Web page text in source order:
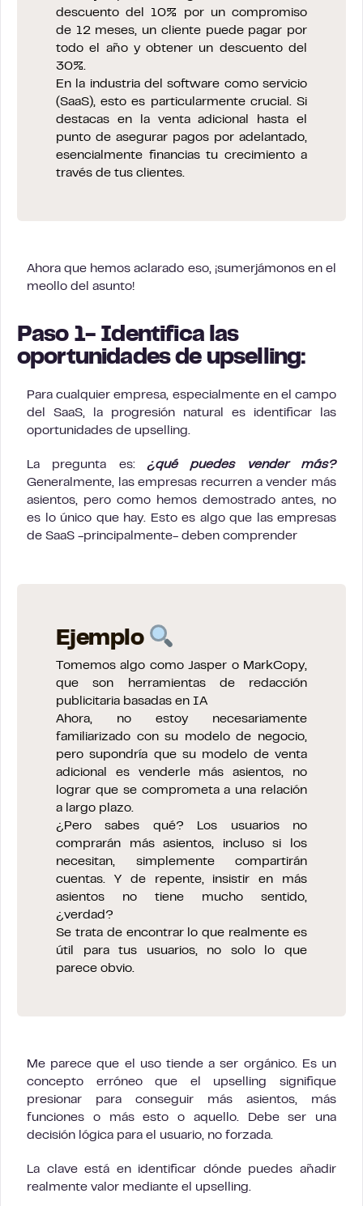
descuento del 10% por un compromiso
de 12 meses, un cliente puede pagar por
todo el año y obtener un descuento del
30%.
En la industria del software como servicio
(SaaS), esto es particularmente crucial. Si
destacas en la venta adicional hasta el
punto de asegurar pagos por adelantado,
esencialmente financias tu crecimiento a
través de tus clientes.
Ahora que hemos aclarado eso, ¡sumerjámonos en el
meollo del asunto!
Paso 1- Identifica las
oportunidades de upselling:
Para cualquier empresa, especialmente en el campo
del SaaS, la progresión natural es identificar las
oportunidades de upselling.
La pregunta es:¿qué puedes vender más?
Generalmente, las empresas recurren a vender más
asientos, pero como hemos demostrado antes, no
es lo único que hay. Esto es algo que las empresas
de SaaS -principalmente- deben comprender
Ejemplo
Tomemos algo como Jasper o MarkCopy,
que son herramientas de redacción
publicitaria basadas en IA
Ahora, no estoy necesariamente
familiarizado con su modelo de negocio,
pero supondría que su modelo de venta
adicional es venderle más asientos, no
lograr que se comprometa a una relación
a largo plazo.
¿Pero sabes qué? Los usuarios no
comprarán más asientos, incluso si los
necesitan, simplemente compartirán
cuentas. Y de repente, insistir en más
asientos no tiene mucho sentido,
¿verdad?
Se trata de encontrar lo que realmente es
útil para tus usuarios, no solo lo que
parece obvio.
Me parece que el uso tiende a ser orgánico. Es un
concepto erróneo que el upselling signifique
presionar para conseguir más asientos, más
funciones o más esto o aquello. Debe ser una
decisión lógica para el usuario, no forzada.
La clave está en identificar dónde puedes añadir
realmente valor mediante el upselling.